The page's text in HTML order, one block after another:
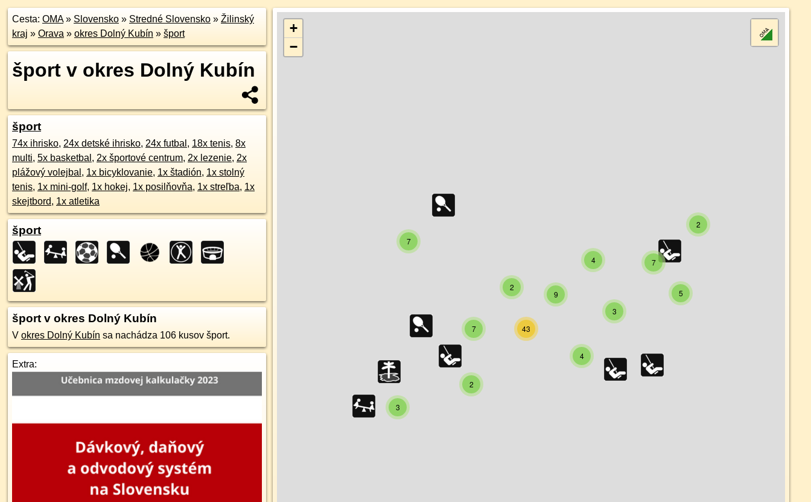
Cesta: OMA» Slovensko » Stredné Slovensko » Žilinský
kraj » Orava » okres Dolný Kubín » šport
šport v okres Dolný Kubín
šport
74x ihrisko, 24x detské ihrisko, 24x futbal , 18x tenis, 8x
multi, 5x basketbal , 2x športové centrum, 2x lezenie, 2x
plážový volejbal , 1x bicyklovanie, 1x štadión, 1x stolný
tenis, 1x mini-golf, 1x hokej, 1x posilňovňa, 1x streľba, 1x
skejtbord, 1x atletika
šport
šport v okres Dolný Kubín
V okres Dolný Kubín sa nachádza 106 kusov šport.
Extra:
2
3
7
2
3
4
5
7
4
2
7
9
43
+
−